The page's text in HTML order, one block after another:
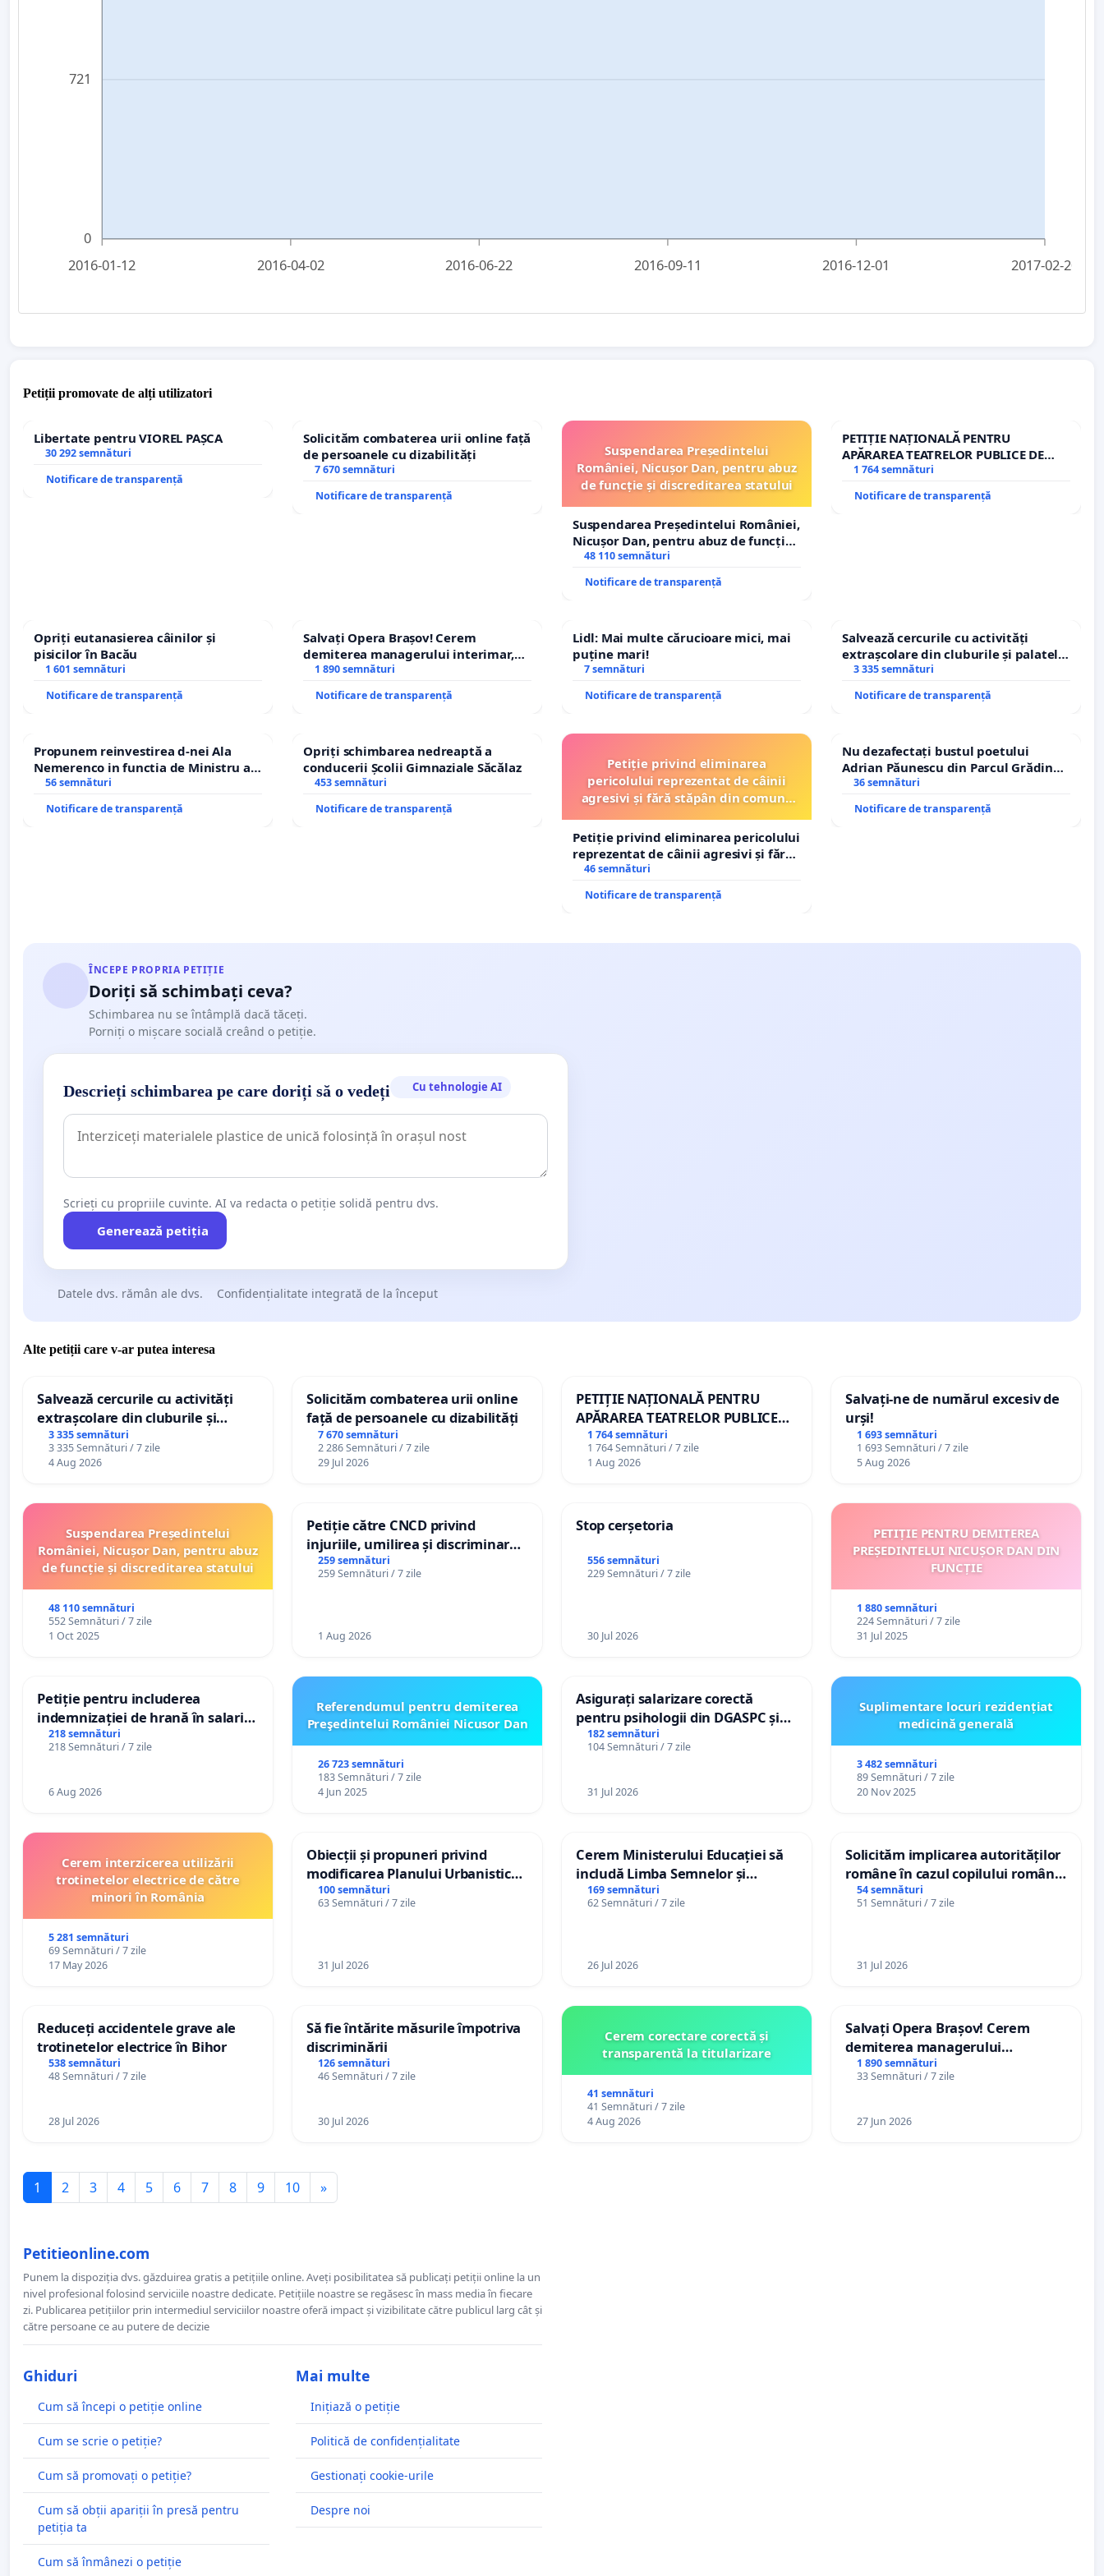
0
721
2016-01-12 2016-04-02 2016-06-22 2016-09-11 2016-12-01 2017-02-20
Petiții promovate de alți utilizatori
Libertate pentru VIOREL PAȘCA
30 292 semnături
Notificare de transparență
Solicităm combaterea urii online față
de persoanele cu dizabilități
7 670 semnături
Notificare de transparență
Suspendarea Președintelui
României, Nicușor Dan, pentru abuz
de funcție și discreditarea statului
Suspendarea Președintelui României,
Nicușor Dan, pentru abuz de funcție
și discreditarea statului
48 110 semnături
Notificare de transparență
PETIȚIE NAȚIONALĂ PENTRU
APĂRAREA TEATRELOR PUBLICE DE
REPERTORIU DIN ROMÂNIA
1 764 semnături
Notificare de transparență
Opriți eutanasierea câinilor și
pisicilor în Bacău
1 601 semnături
Notificare de transparență
Salvați Opera Brașov! Cerem
demiterea managerului interimar,
Petrean Lucian-Marius!
1 890 semnături
Notificare de transparență
Lidl: Mai multe cărucioare mici, mai
puține mari!
7 semnături
Notificare de transparență
Salvează cercurile cu activități
extrașcolare din cluburile și palatele
copiilor
3 335 semnături
Notificare de transparență
Propunem reinvestirea d-nei Ala
Nemerenco in functia de Ministru al
Sanatatii
56 semnături
Notificare de transparență
Opriți schimbarea nedreaptă a
conducerii Școlii Gimnaziale Săcălaz
453 semnături
Notificare de transparență
Petiție privind eliminarea
pericolului reprezentat de câinii
agresivi și fără stăpân din comuna
Petiție privind eliminarea pericolului
reprezentat de câinii agresivi și fără
stăpân din comuna Tunari
46 semnături
Notificare de transparență
Nu dezafectați bustul poetului
Adrian Păunescu din Parcul Grădina
Icoanei! Stop cenzurii culturale!
36 semnături
Notificare de transparență
ÎNCEPE PROPRIA PETIȚIE
Doriți să schimbați ceva?
Schimbarea nu se întâmplă dacă tăceți.
Porniți o mișcare socială creând o petiție.
Descrieți schimbarea pe care doriți să o vedeți Cu tehnologie AI
Scrieți cu propriile cuvinte. AI va redacta o petiție solidă pentru dvs.
Generează petiția
Datele dvs. rămân ale dvs. Confidențialitate integrată de la început
Alte petiții care v-ar putea interesa
Salvează cercurile cu activități
extrașcolare din cluburile și
palatele copiilor
3 335 semnături
3 335 Semnături / 7 zile
4 Aug 2026
Solicităm combaterea urii online
față de persoanele cu dizabilități
7 670 semnături
2 286 Semnături / 7 zile
29 Jul 2026
PETIȚIE NAȚIONALĂ PENTRU
APĂRAREA TEATRELOR PUBLICE
DE REPERTORIU DIN ROMÂNIA
1 764 semnături
1 764 Semnături / 7 zile
1 Aug 2026
Salvați-ne de numărul excesiv de
urși!
1 693 semnături
1 693 Semnături / 7 zile
5 Aug 2026
Suspendarea Președintelui
României, Nicușor Dan, pentru abuz
de funcție și discreditarea statului
48 110 semnături
552 Semnături / 7 zile
1 Oct 2025
Petiție către CNCD privind
injuriile, umilirea și discriminarea
persoanelor cu dizabilități de
către utilizatorul TikTok „Gorici”
259 semnături
259 Semnături / 7 zile
1 Aug 2026
Stop cerșetoria
556 semnături
229 Semnături / 7 zile
30 Jul 2026
PETIȚIE PENTRU DEMITEREA
PREȘEDINTELUI NICUȘOR DAN DIN
FUNCȚIE
1 880 semnături
224 Semnături / 7 zile
31 Jul 2025
Petiție pentru includerea
indemnizației de hrană în salariul
de bază și protejarea gradațiilor
de vechime pentru asistenții
218 semnături
218 Semnături / 7 zile
6 Aug 2026
Referendumul pentru demiterea
Preşedintelui României Nicusor Dan
26 723 semnături
183 Semnături / 7 zile
4 Jun 2025
Asigurați salarizare corectă
pentru psihologii din DGASPC și
spitale
182 semnături
104 Semnături / 7 zile
31 Jul 2026
Suplimentare locuri rezidențiat
medicină generală
3 482 semnături
89 Semnături / 7 zile
20 Nov 2025
Cerem interzicerea utilizării
trotinetelor electrice de către
minori în România
5 281 semnături
69 Semnături / 7 zile
17 May 2026
Obiecții și propuneri privind
modificarea Planului Urbanistic
General al orașului Ialoveni
100 semnături
63 Semnături / 7 zile
31 Jul 2026
Cerem Ministerului Educației să
includă Limba Semnelor și
alfabetul Braille în școlile din
Republica Moldova!
169 semnături
62 Semnături / 7 zile
26 Jul 2026
Solicităm implicarea autorităților
române în cazul copilului român
Wiliam Kristian Gheorghe, aflat în
plasament în Danemarca de 12
54 semnături
51 Semnături / 7 zile
31 Jul 2026
Reduceți accidentele grave ale
trotinetelor electrice în Bihor
538 semnături
48 Semnături / 7 zile
28 Jul 2026
Să fie întărite măsurile împotriva
discriminării
126 semnături
46 Semnături / 7 zile
30 Jul 2026
Cerem corectare corectă și
transparentă la titularizare
41 semnături
41 Semnături / 7 zile
4 Aug 2026
Salvați Opera Brașov! Cerem
demiterea managerului
interimar, Petrean Lucian-Marius!
1 890 semnături
33 Semnături / 7 zile
27 Jun 2026
1 2 3 4 5 6 7 8 9 10 »
Petitieonline.com
Punem la dispoziția dvs. găzduirea gratis a petițiile online. Aveți posibilitatea să publicați petiții online la un
nivel profesional folosind serviciile noastre dedicate. Petițiile noastre se regăsesc în mass media în fiecare
zi. Publicarea petițiilor prin intermediul serviciilor noastre oferă impact și vizibilitate către publicul larg cât și
către persoane ce au putere de decizie
Ghiduri
Cum să începi o petiție online
Cum se scrie o petiție?
Cum să promovați o petiție?
Cum să obții apariții în presă pentru
petiția ta
Cum să înmânezi o petiție
Mai multe
Inițiază o petiție
Politică de confidențialitate
Gestionați cookie-urile
Despre noi